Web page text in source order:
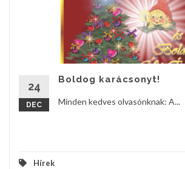
24
DEC
Boldog karácsonyt!
Minden kedves olvasónknak: A...
Hírek